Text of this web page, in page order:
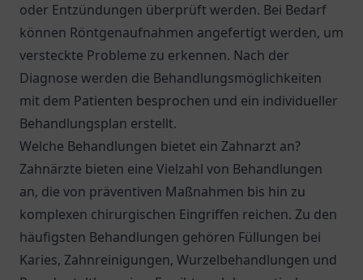
oder Entzündungen überprüft werden. Bei Bedarf
können Röntgenaufnahmen angefertigt werden, um
versteckte Probleme zu erkennen. Nach der
Diagnose werden die Behandlungsmöglichkeiten
mit dem Patienten besprochen und ein individueller
Behandlungsplan erstellt.
Welche Behandlungen bietet ein Zahnarzt an?
Zahnärzte bieten eine Vielzahl von Behandlungen
an, die von präventiven Maßnahmen bis hin zu
komplexen chirurgischen Eingriffen reichen. Zu den
häufigsten Behandlungen gehören Füllungen bei
Karies, Zahnreinigungen, Wurzelbehandlungen und